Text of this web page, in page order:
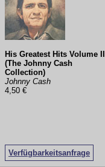
His Greatest Hits Volume II
(The Johnny Cash
Collection)
Johnny Cash
4,50 €
Verfügbarkeitsanfrage